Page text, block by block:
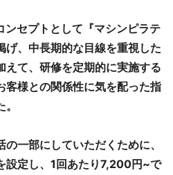
セプトとして『マシンピラテ
げ、中長期的な目線を重視した
えて、研修を定期的に実施する
客様との関係性に気を配った指
一部にしていただくために、
設定し、1回あたり7,200円~で